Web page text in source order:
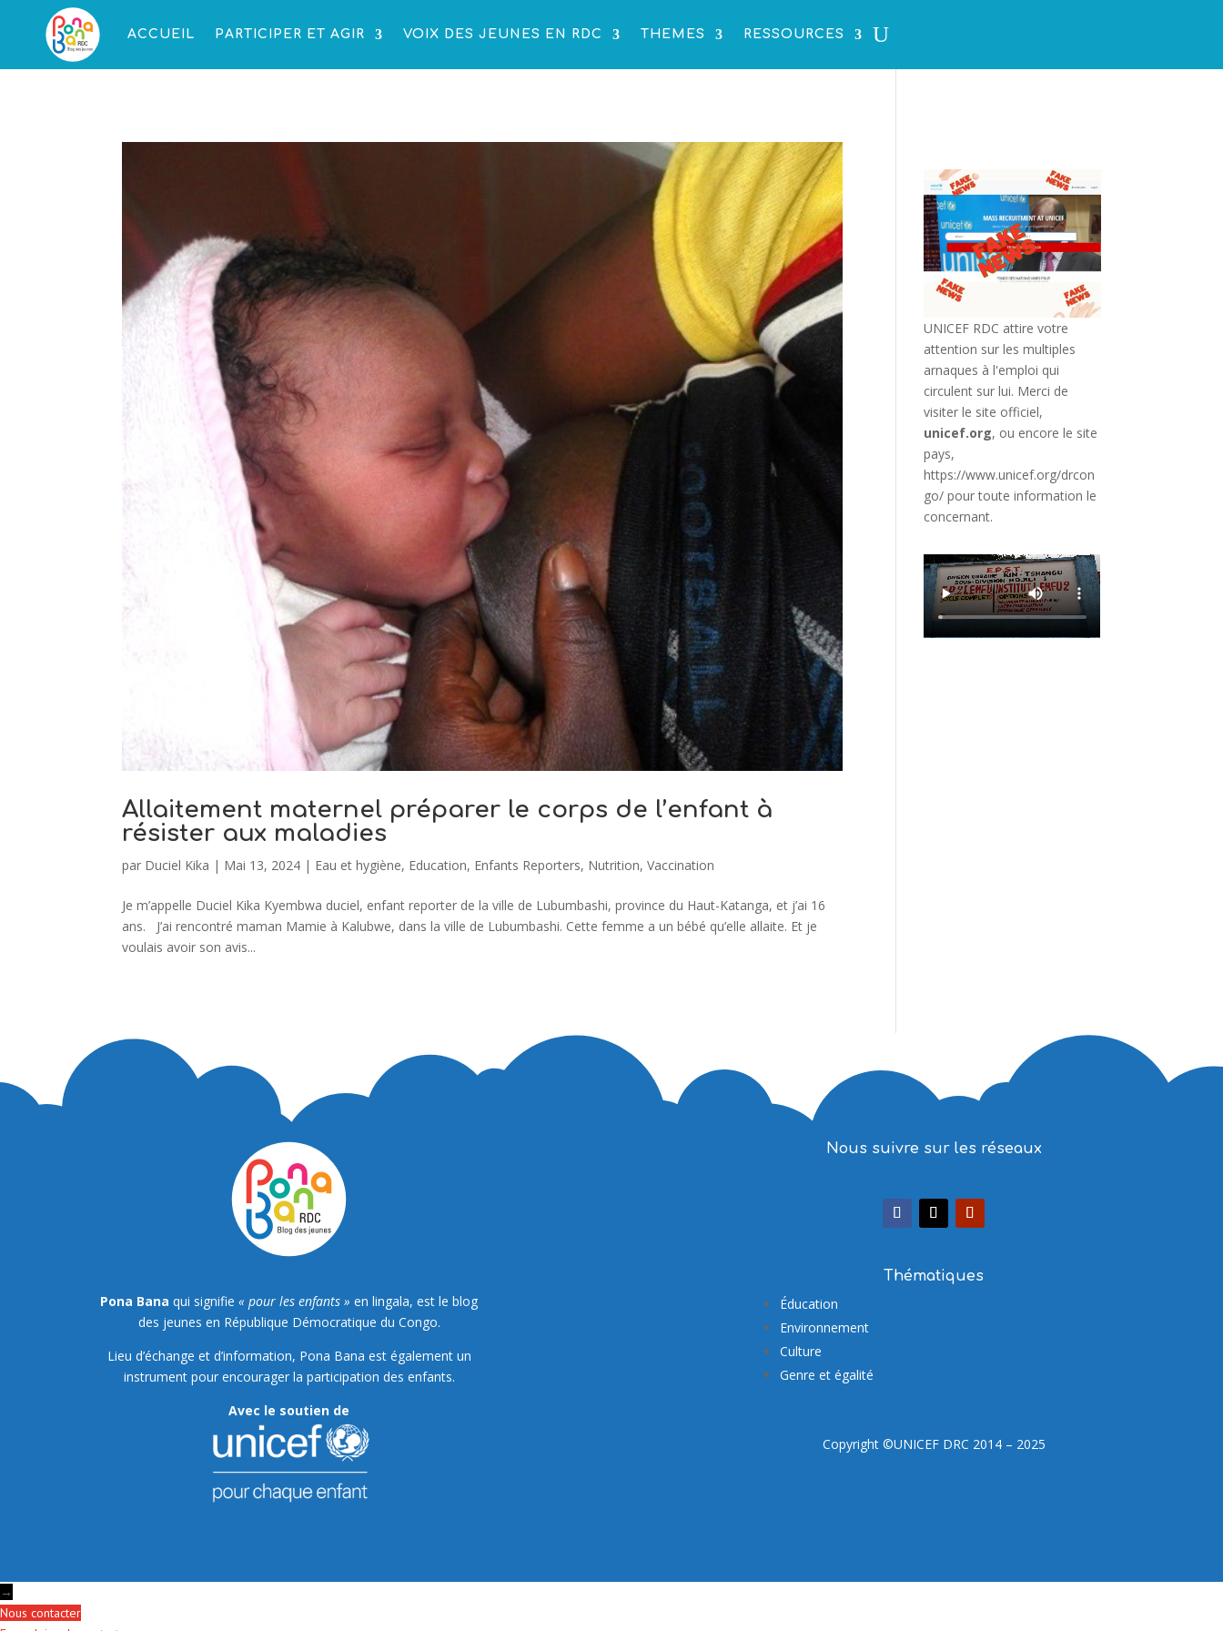
ACCUEIL PARTICIPER ET AGIR VOIX DES JEUNES EN RDC THEMES RESSOURCES
Allaitement maternel préparer le corps de l’enfant à
résister aux maladies
par Duciel Kika | Mai 13, 2024 | Eau et hygiène, Education, Enfants Reporters, Nutrition,Vaccination
Je m’appelle Duciel Kika Kyembwa duciel, enfant reporter de la ville de Lubumbashi, province du Haut-Katanga, et j’ai 16
ans. J’ai rencontré maman Mamie à Kalubwe, dans la ville de Lubumbashi. Cette femme a un bébé qu’elle allaite. Et je
voulais avoir son avis...
UNICEF RDC attire votre
attention sur les multiples
arnaques à l'emploi qui
circulent sur lui. Merci de
visiter le site officiel,
unicef.org, ou encore le site
pays,
https://www.unicef.org/drcon
go/ pour toute information le
concernant.
Pona Bana qui signifie« pour les enfants » en lingala, est le blog
des jeunes en République Démocratique du Congo.
Lieu d’échange et d’information, Pona Bana est également un
instrument pour encourager la participation des enfants.
Avec le soutien de
Nous suivre sur les réseaux
Thématiques
Éducation
Environnement
Culture
Genre et égalité
Copyright ©UNICEF DRC 2014 – 2025
→
Nous contacter